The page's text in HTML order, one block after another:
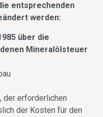
entsprechenden
werden:
über die
Mineralölsteuer
der erforderlichen
der Kosten für den